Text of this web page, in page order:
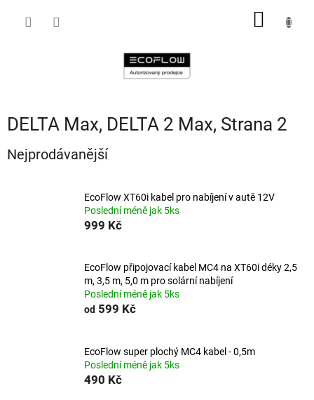
DELTA Max, DELTA 2 Max, Strana 2
Nejprodávanější
EcoFlow XT60i kabel pro nabíjení v autě 12V
Poslední méně jak 5ks
999 Kč
EcoFlow připojovací kabel MC4 na XT60i déky 2,5
m, 3,5 m, 5,0 m pro solární nabíjení
Poslední méně jak 5ks
od 599 Kč
EcoFlow super plochý MC4 kabel - 0,5m
Poslední méně jak 5ks
490 Kč